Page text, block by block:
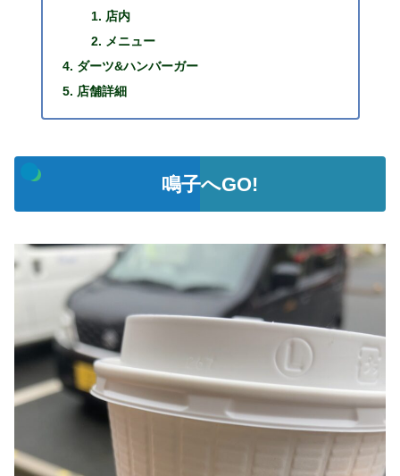
店内
メニュー
ダーツ&ハンバーガー
店舗詳細
鳴子へGO!